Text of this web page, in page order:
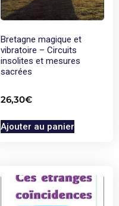
Bretagne magique et
vibratoire – Circuits
insolites et mesures
sacrées
26,30€
Ajouter au panier